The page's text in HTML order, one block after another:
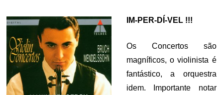
IM-PER-DÍ-VEL !!!
Os Concertos são
magníficos, o violinista é
fantástico, a orquestra
idem. Importante notar